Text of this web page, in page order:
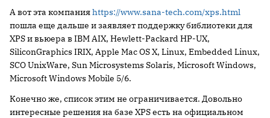
А вот эта компанияhttps://www.sana-tech.com/xps.html
пошла еще дальше и заявляет поддержку библиотеки для
XPS и вьюера в IBM AIX, Hewlett-Packard HP-UX,
SiliconGraphics IRIX, Apple Mac OS X, Linux, Embedded Linux,
SCO UnixWare, Sun Microsystems Solaris, Microsoft Windows,
Microsoft Windows Mobile 5/6.
Конечно же, список этим не ограничивается. Довольно
интересные решения на базе XPS есть на официальном